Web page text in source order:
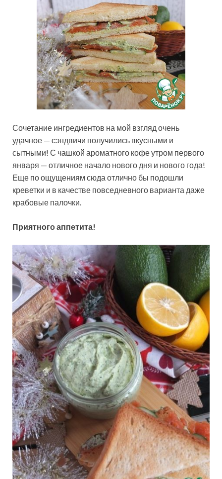
Сочетание ингредиентов на мой взгляд очень
удачное — сэндвичи получились вкусными и
сытными! С чашкой ароматного кофе утром первого
января — отличное начало нового дня и нового года!
Еще по ощущениям сюда отлично бы подошли
креветки и в качестве повседневного варианта даже
крабовые палочки.
Приятного аппетита!